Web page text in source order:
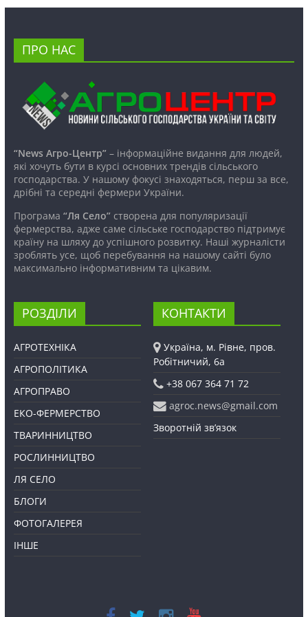
ПРО НАС
“News Агро-Центр”– інформаційне видання для людей,
які хочуть бути в курсі основних трендів сільського
господарства. У нашому фокусі знаходяться, перш за все,
дрібні та середні фермери України.
Програма “Ля Село”створена для популяризації
фермерства, адже саме сільське господарство підтримує
країну на шляху до успішного розвитку. Наші журналісти
зроблять усе, щоб перебування на нашому сайті було
максимально інформативним та цікавим.
РОЗДІЛИ
АГРОТЕХНІКА
АГРОПОЛІТИКА
АГРОПРАВО
ЕКО-ФЕРМЕРСТВО
ТВАРИННИЦТВО
РОСЛИННИЦТВО
ЛЯ СЕЛО
БЛОГИ
ФОТОГАЛЕРЕЯ
ІНШЕ
КОНТАКТИ
Україна, м. Рівне, пров.
Робітничий, 6а
+38 067 364 71 72
agroc.news@gmail.com
Зворотній зв’язок